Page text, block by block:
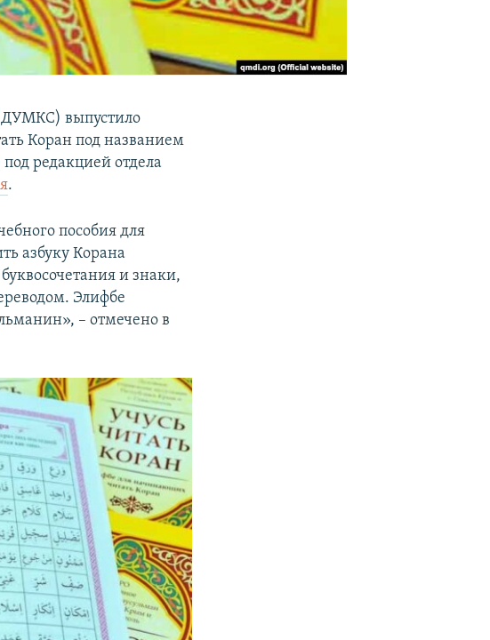
выпустило
Коран под названием
редакцией отдела
.
пособия для
азбуку Корана
и знаки,
Элифбе
– отмечено в